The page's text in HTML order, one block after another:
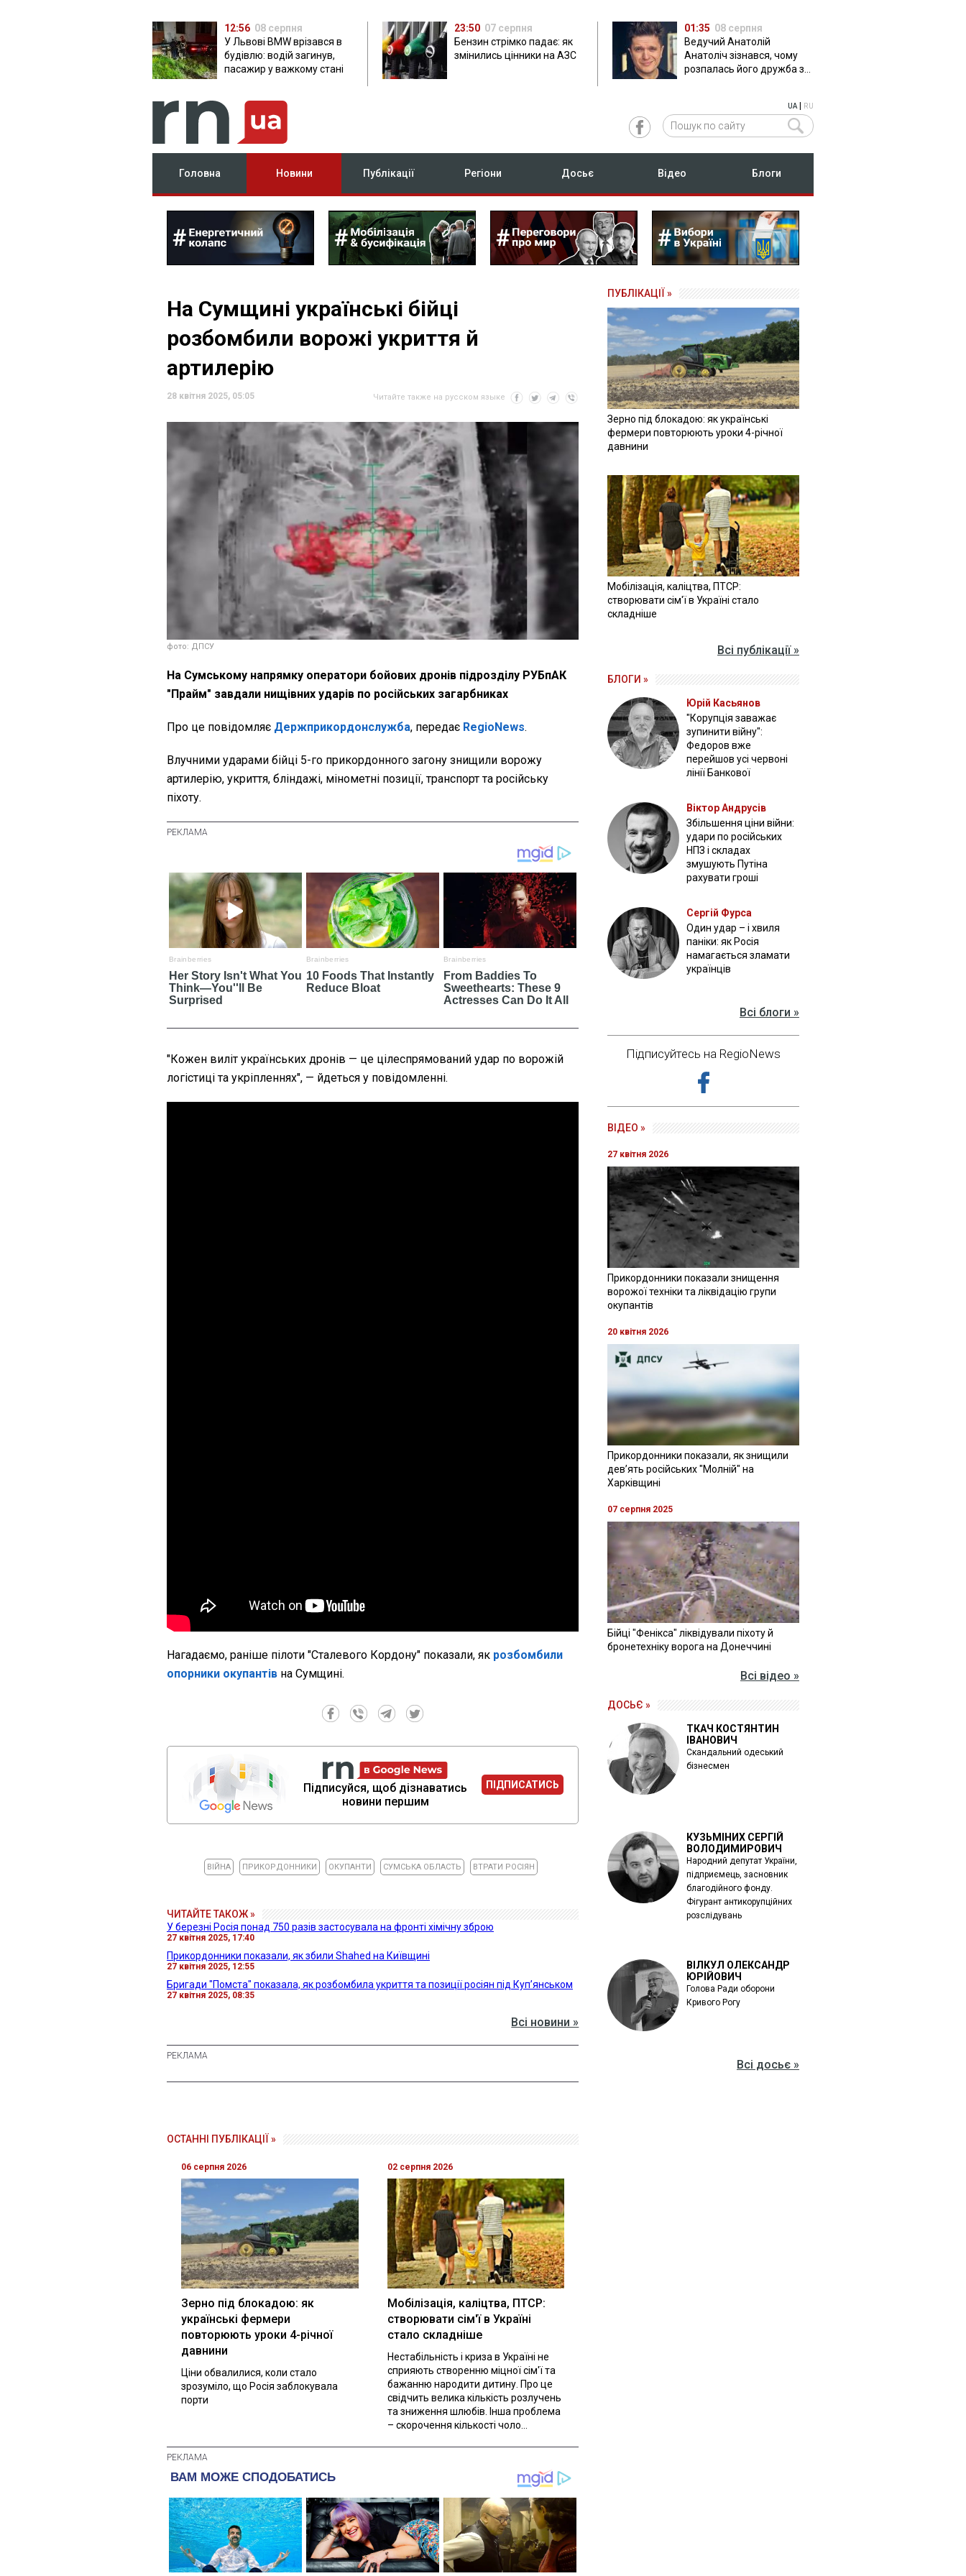
12:56 08 серпня
У Львові BMW врізався в
будівлю: водій загинув,
пасажир у важкому стані
23:50 07 серпня
Бензин стрімко падає: як
змінились цінники на АЗС
01:35 08 серпня
Ведучий Анатолій
Анатоліч зізнався, чому
розпалась його дружба з
UA| RU
Головна Новини Публікації Регіони Досьє Відео Блоги
На Сумщині українські бійці
розбомбили ворожі укриття й
артилерію
28 квітня 2025, 05:05 Читайте также на русском языке
фото: ДПСУ
На Сумському напрямку оператори бойових дронів підрозділу РУБпАК
"Прайм" завдали нищівних ударів по російських загарбниках
Про це повідомляє Держприкордонслужба, передає RegioNews.
Влучними ударами бійці 5-го прикордонного загону знищили ворожу
артилерію, укриття, бліндажі, мінометні позиції, транспорт та російську
піхоту.
"Кожен виліт українських дронів — це цілеспрямований удар по ворожій
логістиці та укріпленнях", — йдеться у повідомленні.
Нагадаємо, раніше пілоти "Сталевого Кордону" показали, як розбомбили
опорники окупантів на Сумщині.
Підписуйся, щоб дізнаватись
новини першим
ПІДПИСАТИСЬ
ВІЙНА ПРИКОРДОННИКИ ОКУПАНТИ СУМСЬКА ОБЛАСТЬ ВТРАТИ РОСІЯН
ЧИТАЙТЕ ТАКОЖ »
У березні Росія понад 750 разів застосувала на фронті хімічну зброю
27 квітня 2025, 17:40
Прикордонники показали, як збили Shahed на Київщині
27 квітня 2025, 12:55
Бригади "Помста" показала, як розбомбила укриття та позиції росіян під Куп’янськом
27 квітня 2025, 08:35
Всі новини »
ОСТАННІ ПУБЛІКАЦІЇ »
06 серпня 2026
Зерно під блокадою: як
українські фермери
повторюють уроки 4-річної
давнини
Ціни обвалилися, коли стало
зрозуміло, що Росія заблокувала
порти
02 серпня 2026
Мобілізація, каліцтва, ПТСР:
створювати сім'ї в Україні
стало складніше
Нестабільність і криза в Україні не
сприяють створенню міцної сім'ї та
бажанню народити дитину. Про це
свідчить велика кількість розлучень
та зниження шлюбів. Інша проблема
– скорочення кількості чоло...
ПУБЛІКАЦІЇ »
Зерно під блокадою: як українські
фермери повторюють уроки 4-річної
давнини
Мобілізація, каліцтва, ПТСР:
створювати сім'ї в Україні стало
складніше
Всі публікації »
БЛОГИ »
Юрій Касьянов
"Корупція заважає
зупинити війну":
Федоров вже
перейшов усі червоні
лінії Банкової
Віктор Андрусів
Збільшення ціни війни:
удари по російських
НПЗ і складах
змушують Путіна
рахувати гроші
Сергій Фурса
Один удар – і хвиля
паніки: як Росія
намагається зламати
українців
Всі блоги »
Підписуйтесь на RegioNews
ВІДЕО »
27 квітня 2026
Прикордонники показали знищення
ворожої техніки та ліквідацію групи
окупантів
20 квітня 2026
Прикордонники показали, як знищили
девʼять російських "Молній" на
Харківщині
07 серпня 2025
Бійці "Фенікса" ліквідували піхоту й
бронетехніку ворога на Донеччині
Всі відео »
ДОСЬЄ »
ТКАЧ КОСТЯНТИН
ІВАНОВИЧ
Скандальний одеський
бізнесмен
КУЗЬМІНИХ СЕРГІЙ
ВОЛОДИМИРОВИЧ
Народний депутат України,
підприємець, засновник
благодійного фонду.
Фігурант антикорупційних
розслідувань
ВІЛКУЛ ОЛЕКСАНДР
ЮРІЙОВИЧ
Голова Ради оборони
Кривого Рогу
Всі досьє »